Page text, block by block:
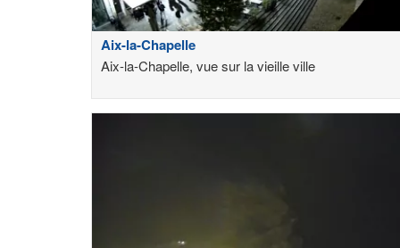
Aix-la-Chapelle
Aix-la-Chapelle, vue sur la vieille ville